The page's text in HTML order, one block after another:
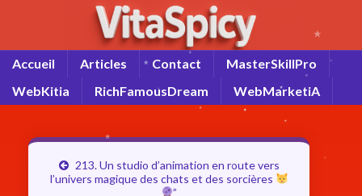
Accueil Articles Contact
MasterSkillPro
WebKitia
RichFamousDream WebMarketiA
213. Un studio d’animation en route vers
l’univers magique des chats et des sorcières
”